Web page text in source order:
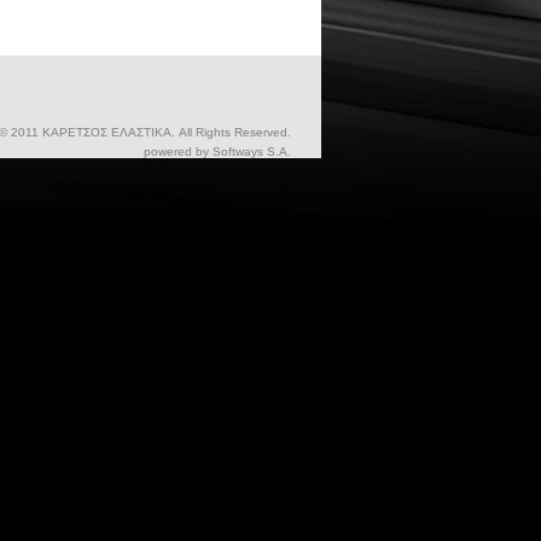
2011 ΚΑΡΕΤΣΟΣ ΕΛΑΣΤΙΚΑ. All Rights Reserved.
powered by Softways S.A.